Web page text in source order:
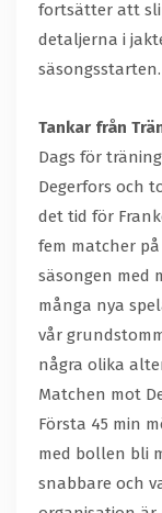
fortsätter att
detaljerna i
säsongsstarten.
Tankar från
Dags för
Degerfors och
det tid för
fem matcher
säsongen med
många nya
vår
några olika
Matchen mot
Första 45 min
med bollen bli
snabbare och